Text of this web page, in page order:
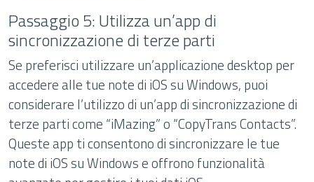
Passaggio 5: Utilizza un’app di
sincronizzazione di terze parti
Se preferisci utilizzare un’applicazione desktop per
accedere alle tue note di iOS su Windows, puoi
considerare l’utilizzo di un’app di sincronizzazione di
terze parti come “iMazing” o “CopyTrans Contacts”.
Queste app ti consentono di sincronizzare le tue
note di iOS su Windows e offrono funzionalità